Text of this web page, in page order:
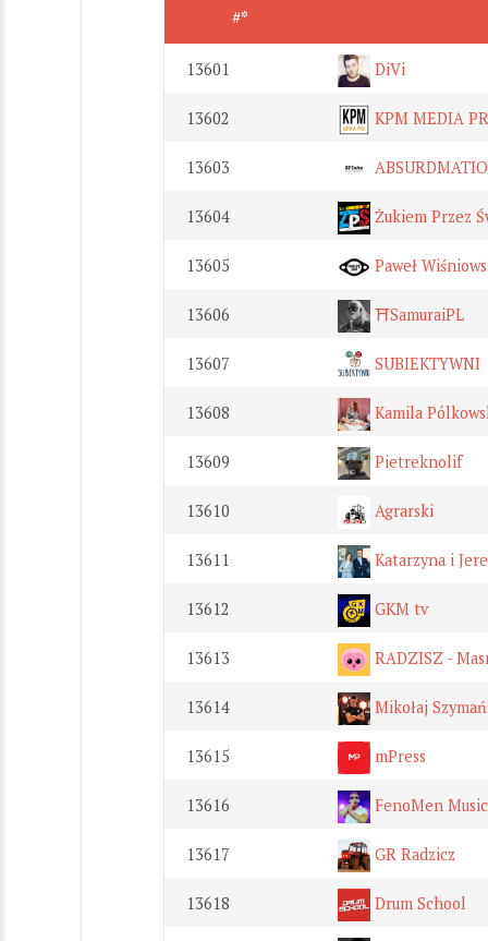
#*
13601 DiVi
13602 KPM MEDIA
13603
13604 Żukiem Przez
13605 Paweł
13606 ⛩️SamuraiPL
13607 SUBIEKTYWNI
13608 Kamila
13609 Pietreknolif
13610 Agrarski
13611 Katarzyna i
13612 GKM tv
13613 RADZISZ -
13614 Mikołaj
13615 mPress
13616 FenoMen Music
13617 GR Radzicz
13618 Drum School